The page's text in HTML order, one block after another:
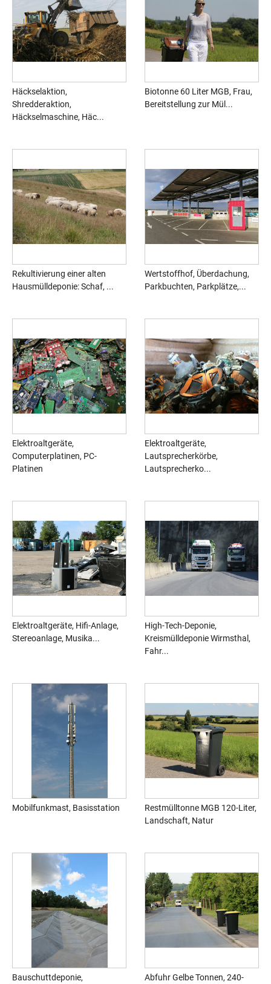
Häckselaktion,
Shredderaktion,
Häckselmaschine, Häc...
Biotonne 60 Liter MGB, Frau,
Bereitstellung zur Mül...
Rekultivierung einer alten
Hausmülldeponie: Schaf, ...
Wertstoffhof, Überdachung,
Parkbuchten, Parkplätze,...
Elektroaltgeräte,
Computerplatinen, PC-
Platinen
Elektroaltgeräte,
Lautsprecherkörbe,
Lautsprecherko...
Elektroaltgeräte, Hifi-Anlage,
Stereoanlage, Musika...
High-Tech-Deponie,
Kreismülldeponie Wirmsthal,
Fahr...
Mobilfunkmast, Basisstation
Restmülltonne MGB 120-Liter,
Landschaft, Natur
Bauschuttdeponie,
Abfuhr Gelbe Tonnen, 240-